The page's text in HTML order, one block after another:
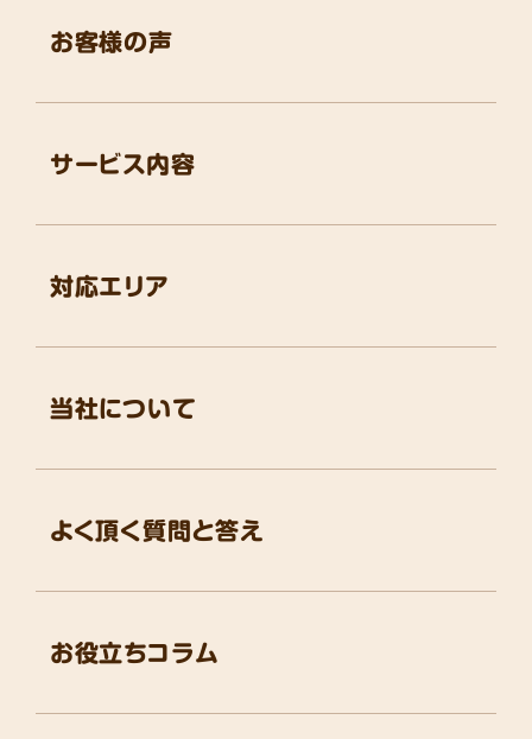
お客様の声
お役立ちコラム
よく頂く質問と答え
サービス内容
対応エリア
当社について